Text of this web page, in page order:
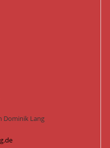
Dominik Lang